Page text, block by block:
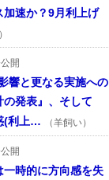
加速か？9月利上げ
開
響と更なる実施への
発表』、そして
(利上…
（羊飼い）
開
一時的に方向感を失